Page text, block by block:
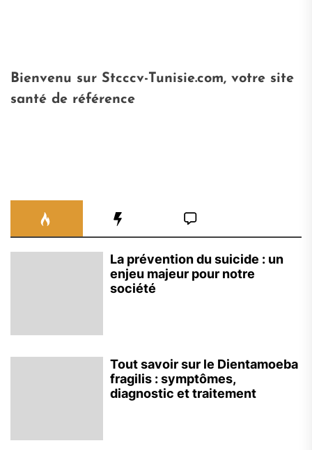
Bienvenu sur Stcccv-Tunisie.com, votre site
santé de référence
La prévention du suicide : un
enjeu majeur pour notre
société
Tout savoir sur le Dientamoeba
fragilis : symptômes,
diagnostic et traitement